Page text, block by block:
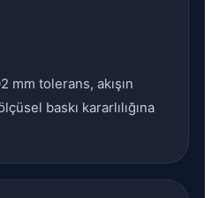
mm tolerans, akışın
baskı kararlılığına